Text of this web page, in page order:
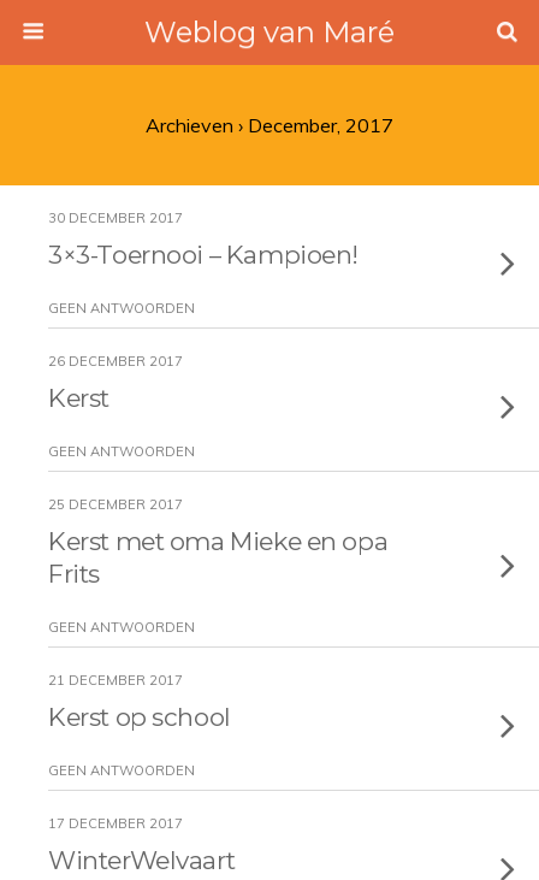
Weblog van Maré
Archieven › December, 2017
30 DECEMBER 2017
3×3-Toernooi – Kampioen!
GEEN ANTWOORDEN
26 DECEMBER 2017
Kerst
GEEN ANTWOORDEN
25 DECEMBER 2017
Kerst met oma Mieke en opa
Frits
GEEN ANTWOORDEN
21 DECEMBER 2017
Kerst op school
GEEN ANTWOORDEN
17 DECEMBER 2017
WinterWelvaart